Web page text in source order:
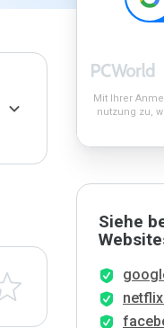
Mit Ihrer
nutzung zu,
Siehe